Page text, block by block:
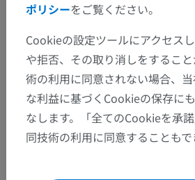
人体> 統合系> 心脈管系
下位構造： この解剖学的部位に
せん
人体解剖学1
ポリシーをご覧ください。
Cookieの設定ツールにアクセス
や拒否、その取り消しをするこ
術の利用に同意されない場合、
な利益に基づくCookieの保存に
なします。「全てのCookieを承
同技術の利用に同意することもで